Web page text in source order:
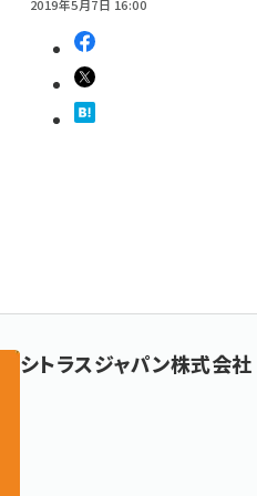
2019年5月7日 16:00
シトラスジャパン株式会社